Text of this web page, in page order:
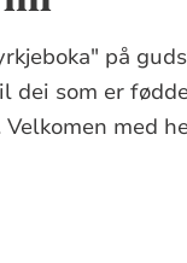
på
dei som er
med